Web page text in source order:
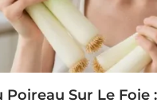
Sur Le Foie